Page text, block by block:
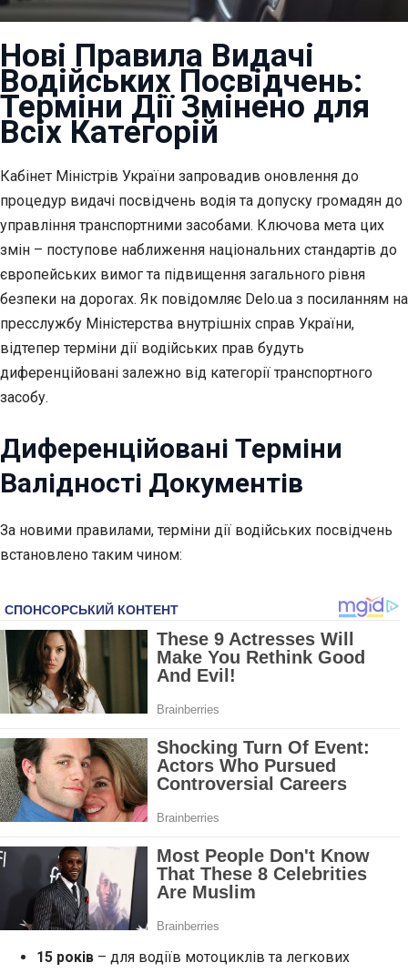
Нові Правила Видачі
Водійських Посвідчень:
Терміни Дії Змінено для
Всіх Категорій
Кабінет Міністрів України запровадив оновлення до
процедур видачі посвідчень водія та допуску громадян до
управління транспортними засобами. Ключова мета цих
змін – поступове наближення національних стандартів до
європейських вимог та підвищення загального рівня
безпеки на дорогах. Як повідомляє Delo.ua з посиланням на
пресслужбу Міністерства внутрішніх справ України,
відтепер терміни дії водійських прав будуть
диференційовані залежно від категорії транспортного
засобу.
Диференційовані Терміни
Валідності Документів
За новими правилами, терміни дії водійських посвідчень
встановлено таким чином:
15 років – для водіїв мотоциклів та легкових